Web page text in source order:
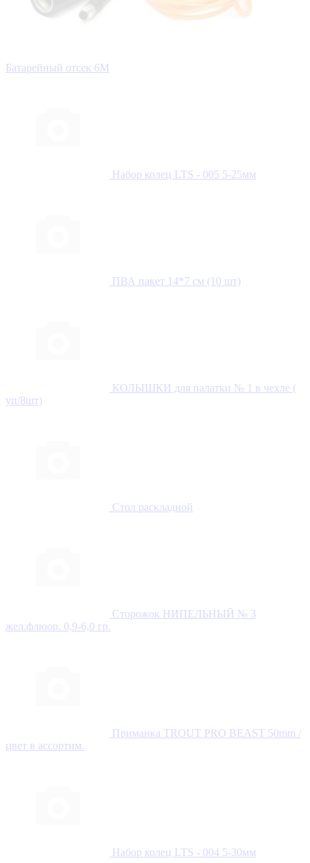
Батарейный отсек 6М
Набор колец LTS - 005 5-25мм
ПВА пакет 14*7 см (10 шт)
КОЛЫШКИ для палатки № 1 в чехле (
уп/8шт)
Стол раскладной
Сторожок НИПЕЛЬНЫЙ № 3
жел.флюор. 0,9-6,0 гр.
Приманка TROUT PRO BEAST 50mm /
цвет в ассортим.
Набор колец LTS - 004 5-30мм